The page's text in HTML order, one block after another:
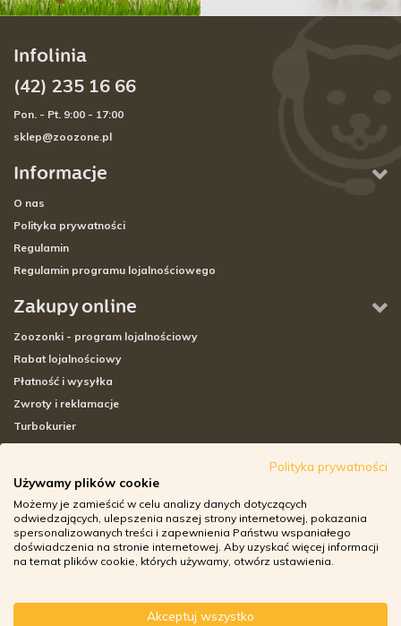
Informacje
O nas
Polityka prywatności
Regulamin
Regulamin programu lojalnościowego
Zakupy online
Zoozonki - program lojalnościowy
Rabat lojalnościowy
Płatność i wysyłka
Zwroty i reklamacje
Turbokurier
Adresy sklepów stacjonarnych
Godziny otwarcia sklepów
Aplikacja zoozone.pl
Zwroty i reklamacje
Infolinia
(42) 235 16 66
Pon. - Pt. 9:00 - 17:00
sklep@zoozone.pl
Polityka prywatności
Używamy plików cookie
Możemy je zamieścić w celu analizy danych dotyczących
odwiedzających, ulepszenia naszej strony internetowej, pokazania
spersonalizowanych treści i zapewnienia Państwu wspaniałego
doświadczenia na stronie internetowej. Aby uzyskać więcej informacji
na temat plików cookie, których używamy, otwórz ustawienia.
Akceptuj wszystko